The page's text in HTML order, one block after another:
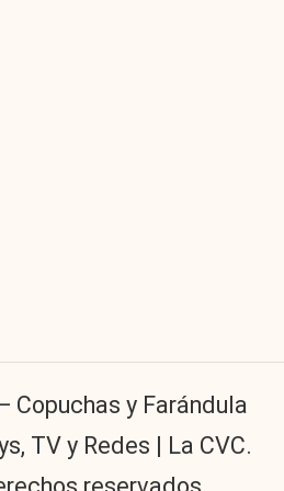
Copuchas y Farándula
TV y Redes | La CVC.